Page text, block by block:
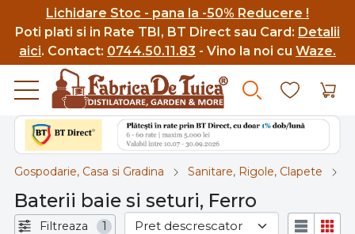
Lichidare Stoc - pana la -50% Reducere !
Poti plati si in Rate TBI, BT Direct sau Card: Detalii
aici. Contact: 0744.50.11.83 - Vino la noi cu Waze.
Gospodarie, Casa si Gradina Sanitare, Rigole, Clapete
Baterii baie si seturi, Ferro
Filtreaza 1